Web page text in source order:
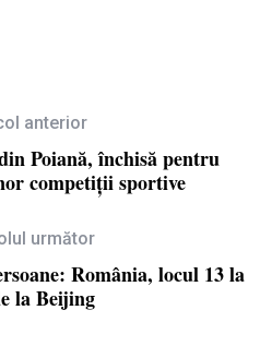
anterior
Poiană, închisă pentru
competiții sportive
următor
România, locul 13 la
la Beijing